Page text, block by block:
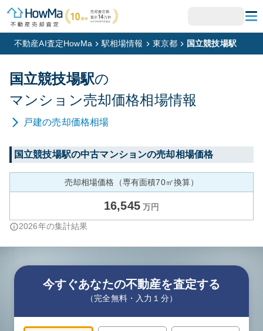
不動産AI査定HowMa 駅相場情報 東京都 国立競技場駅
国立競技場駅の
マンション売却価格相場情報
戸建の売却価格相場
国立競技場駅の中古マンションの売却相場価格
売却相場価格（専有面積70㎡換算）
16,545 万円
2026年の集計結果
今すぐあなたの不動産を査定する
（完全無料・入力１分）